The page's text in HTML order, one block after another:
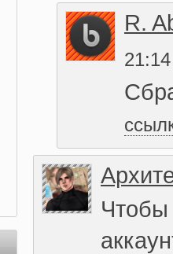
R.
21:14
Чтобы